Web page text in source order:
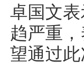
卓国文
趋严重
望通过